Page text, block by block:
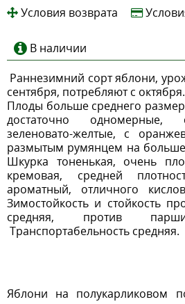
Условия возврата
В наличии
Раннезимний сорт яблони,
сентября, потребляют с октября.
Плоды больше среднего
достаточно одномерные,
зеленовато-желтые, с
размытым румянцем на
Шкурка тоненькая, очень
кремовая, средней
ароматный, отличного
Зимостойкость и стойкость
средняя, против
Транспортабельность средняя.
Яблони на полукарликовом